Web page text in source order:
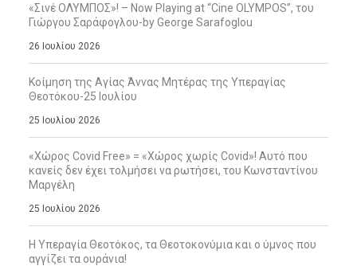
«Σινέ ΟΛΥΜΠΟΣ»! – Now Playing at “Cine OLYMPOS”, του
Γιώργου Σαράφογλου-by George Sarafoglou
26 Ιουλίου 2026
Κοίμηση της Αγίας Άννας Μητέρας της Υπεραγίας
Θεοτόκου-25 Ιουλίου
25 Ιουλίου 2026
«Χώρος Covid Free» = «Χώρος χωρίς Covid»! Αυτό που
κανείς δεν έχει τολμήσει να ρωτήσει, του Κωνσταντίνου
Μαργέλη
25 Ιουλίου 2026
Η Υπεραγία Θεοτόκος, τα Θεοτοκονύμια και ο ύμνος που
αγγίζει τα ουράνια!